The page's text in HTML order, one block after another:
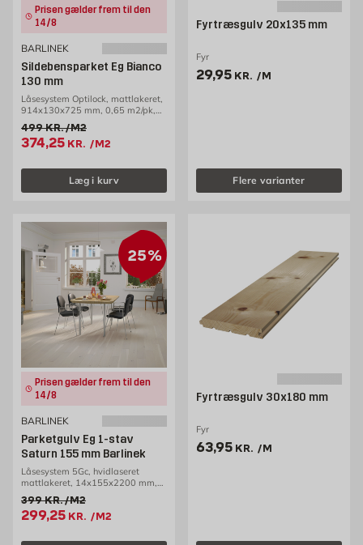
Prisen gælder frem til den
14/8
BARLINEK
Sildebensparket Eg Bianco
130 mm
Låsesystem Optilock, mattlakeret,
914x130x725 mm, 0,65 m2/pk,
Gammel pris 499 kr. /m2
499KR./M2
Tilbudspris 374.25 kr. /m2
374,25 KR. /M2
Læg i kurv
Fyrtræsgulv 20x135 mm
Fyr
Pris 29.95 kr. /m
29,95 KR. /M
Flere varianter
25%
Prisen gælder frem til den
14/8
BARLINEK
Parketgulv Eg 1-stav
Saturn 155 mm Barlinek
Låsesystem 5Gc, hvidlaseret
mattlakeret, 14x155x2200 mm,
Gammel pris 399 kr. /m2
399KR./M2
Tilbudspris 299.25 kr. /m2
299,25 KR. /M2
Fyrtræsgulv 30x180 mm
Fyr
Pris 63.95 kr. /m
63,95 KR. /M